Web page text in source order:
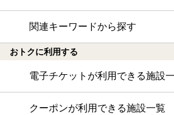
関連キーワードから探す
おトクに利用する
電子チケットが利用できる施設
クーポンが利用できる施設一覧